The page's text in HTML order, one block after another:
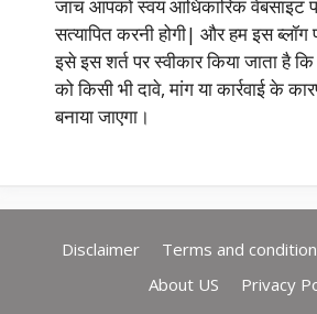
जांच आपको स्वयं आधिकारिक वेबसाइट
सत्यापित करनी होगी| और हम इस ब्लॉग
इसे इस शर्त पर स्वीकार किया जाता है
को किसी भी दावे, मांग या कार्रवाई के
बनाया जाएगा।
Disclaimer Terms and
About US
Privacy